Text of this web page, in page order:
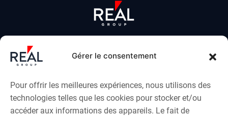
Gérer le consentement
Pour offrir les meilleures expériences, nous utilisons des
technologies telles que les cookies pour stocker et/ou
accéder aux informations des appareils. Le fait de
Bordeaux.
Transaction, investissement, gestion, expertise depuis plus de 20
LE GROUPE